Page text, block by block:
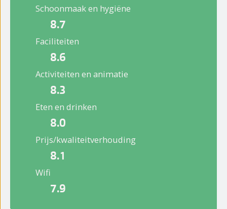
Schoonmaak en hygiëne
8.7
Faciliteiten
8.6
Activiteiten en animatie
8.3
Eten en drinken
8.0
Prijs/kwaliteitverhouding
8.1
Wifi
7.9